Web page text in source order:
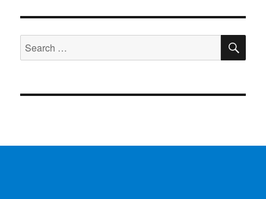
Search
for: